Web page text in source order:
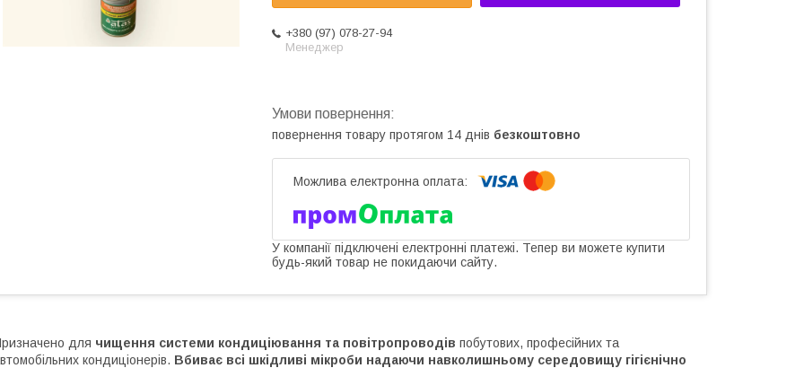
+380 (97) 078-27-94
Менеджер
повернення товару протягом 14 днів безкоштовно
У компанії підключені електронні платежі. Тепер ви можете купити
будь-який товар не покидаючи сайту.
для чищення системи кондиціювання та повітропроводів побутових, професійних та
кондиціонерів. Вбиває всі шкідливі мікроби надаючи навколишньому середовищу гігієнічно